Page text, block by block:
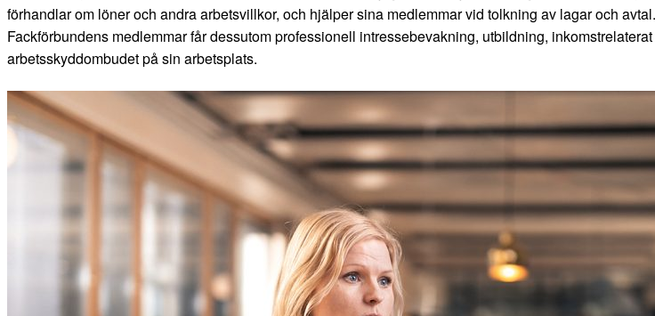
förhandlar om löner och andra arbetsvillkor, och hjälper sina medlemmar vid tolkning av lagar och
Fackförbundens medlemmar får dessutom professionell intressebevakning, utbildning,
arbetsskyddombudet på sin arbetsplats.